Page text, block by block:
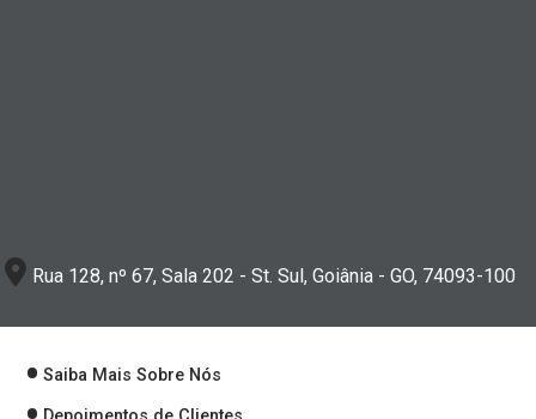
Rua 128, nº 67, Sala 202 - St. Sul, Goiânia - GO, 74093-100
Saiba Mais Sobre Nós